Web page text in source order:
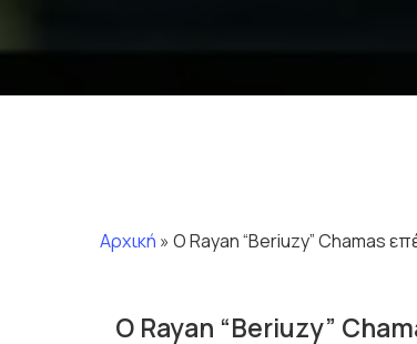
Αρχική » Ο Rayan “Beriuzy” Chamas
Ο Rayan “Beriuzy”